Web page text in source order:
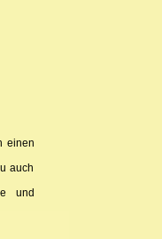
einen
auch
und